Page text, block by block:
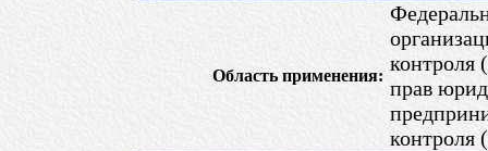
Область применения:
контроля
прав
контроля